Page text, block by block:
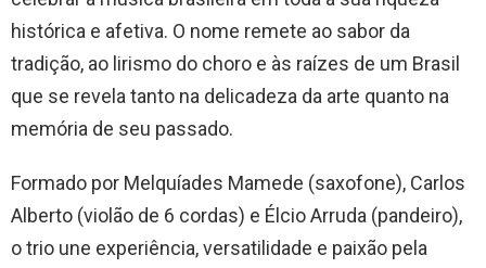
histórica e afetiva. O nome remete ao sabor da
tradição, ao lirismo do choro e às raízes de um Brasil
que se revela tanto na delicadeza da arte quanto na
memória de seu passado.
Formado por Melquíades Mamede (saxofone), Carlos
Alberto (violão de 6 cordas) e Élcio Arruda (pandeiro),
o trio une experiência, versatilidade e paixão pela